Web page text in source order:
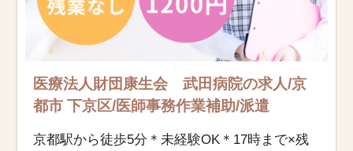
医療法人財団康生会 武田病院の求人/京
都市 下京区/医師事務作業補助/派遣
京都駅から徒歩5分＊未経験OK＊17時まで×残